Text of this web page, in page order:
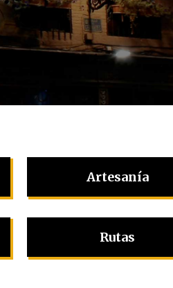
Artesanía
Rutas